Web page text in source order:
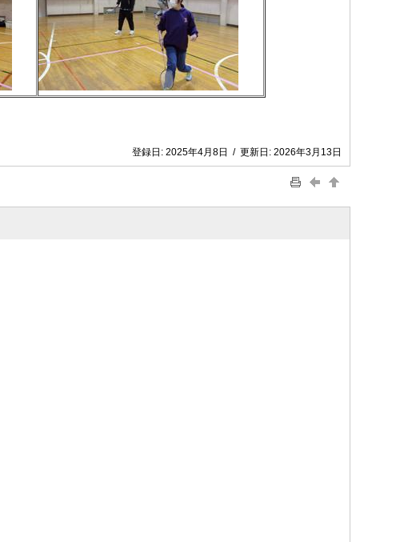
登録日: 2025年4月8日 / 更新日: 2026年3月13日